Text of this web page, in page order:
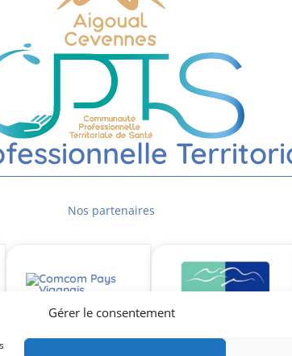
Gérer le consentement
Nos partenaires